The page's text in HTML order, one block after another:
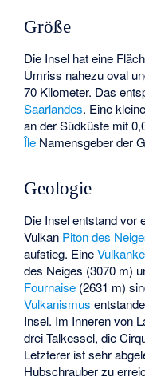
Größe
Die Insel hat eine
Umriss nahezu oval
70 Kilometer. Das
Saarlandes. Eine kleine
an der Südküste mit
Île Namensgeber der
Geologie
Die Insel entstand vor
Vulkan Piton des
aufstieg. Eine
des Neiges (3070 m)
Fournaise (2631 m)
Vulkanismus
Insel. Im Inneren von
drei Talkessel, die
Letzterer ist sehr
Hubschrauber zu